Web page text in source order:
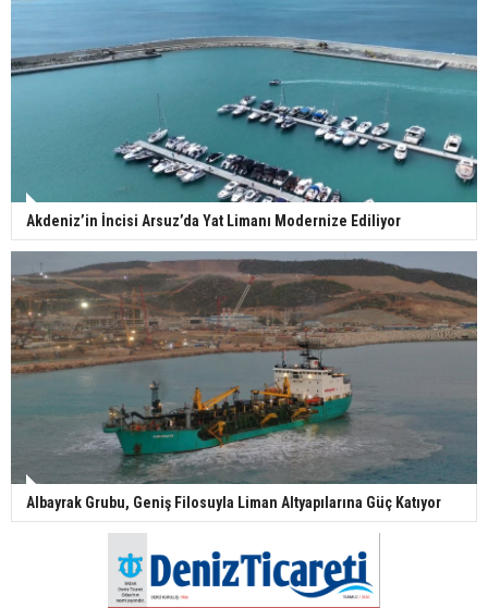
Akdeniz’in İncisi Arsuz’da Yat Limanı Modernize Ediliyor
Albayrak Grubu, Geniş Filosuyla Liman Altyapılarına Güç Katıyor